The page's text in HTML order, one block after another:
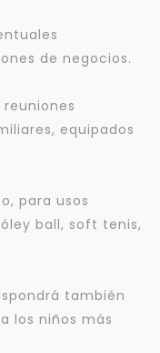
de negocios.
equipados
para usos
ball, soft tenis,
también
los niños más